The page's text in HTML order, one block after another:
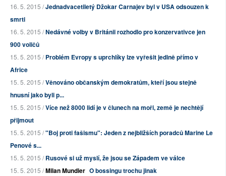
16. 5. 2015 /Jednadvacetiletý Džokar Carnajev byl v USA odsouzen k
smrti
16. 5. 2015 /Nedávné volby v Británii rozhodlo pro konzervativce jen
900 voličů
15. 5. 2015 /Problém Evropy s uprchlíky lze vyřešit jedině přímo v
Africe
15. 5. 2015 /Věnováno občanským demokratům, kteří jsou stejně
hnusní jako byli p...
15. 5. 2015 /Více než 8000 lidí je v člunech na moři, země je nechtějí
přijmout
15. 5. 2015 /"Boj proti fašismu": Jeden z nejbližších poradců Marine Le
Penové s...
15. 5. 2015 /Rusové si už myslí, že jsou se Západem ve válce
15. 5. 2015 /Milan Mundier O bossingu trochu jinak